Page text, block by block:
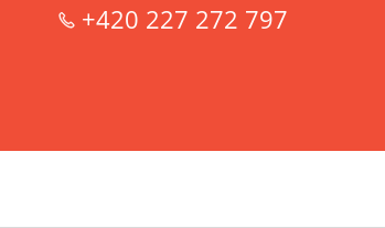
+420 227 272 797